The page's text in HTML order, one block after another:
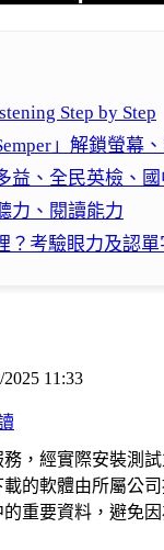
Step by Step
」解鎖螢幕
益、全民英檢、
力、閱讀能力
考驗眼力及認單
11:33
，經實際安裝測
的軟體由所屬公
重要資料，避免